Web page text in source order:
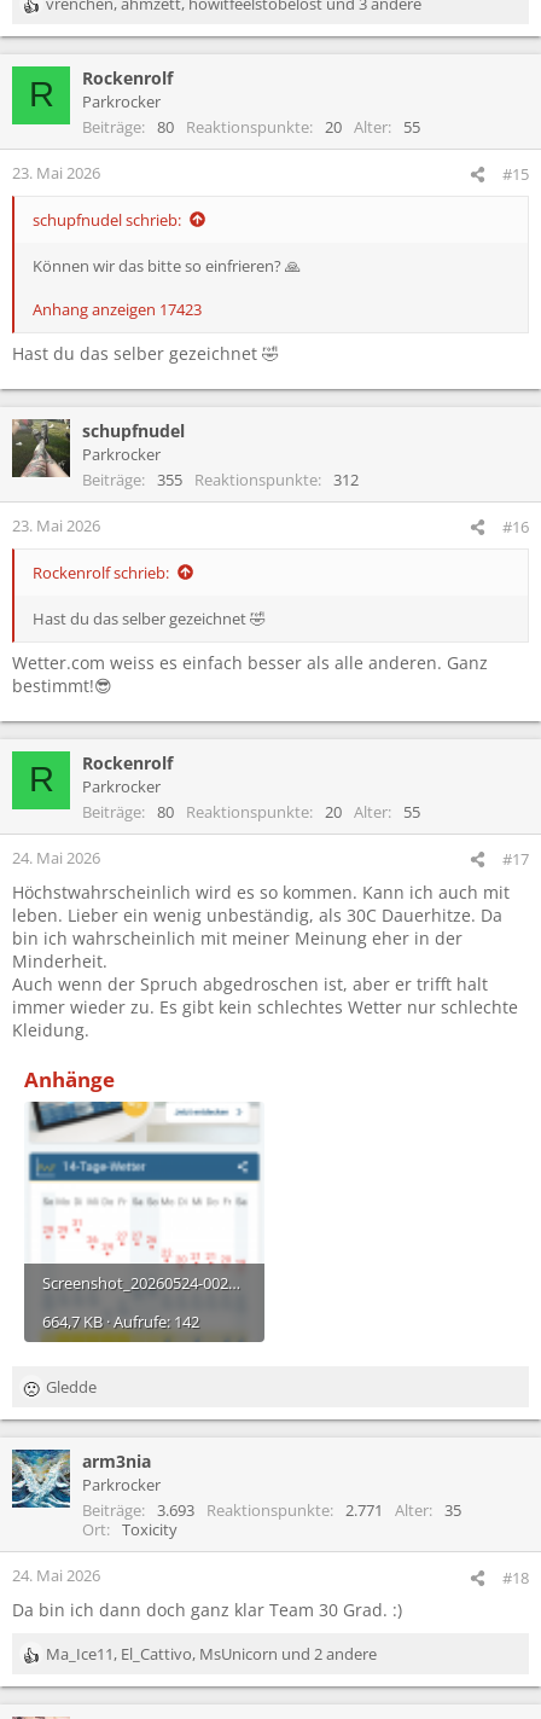
R
e
i
n
R Rockenrolf
Parkrocker
Beiträge
80 Reaktionspunkte 20 Alter 55
23. Mai 2026 #15
schupfnudel schrieb:
Können wir das bitte so einfrieren? 🙏
Anhang anzeigen 17423
Hast du das selber gezeichnet 🤣
schupfnudel
Parkrocker
Beiträge
355 Reaktionspunkte 312
23. Mai 2026 #16
Rockenrolf schrieb:
Hast du das selber gezeichnet 🤣
Wetter.com weiss es einfach besser als alle anderen. Ganz
bestimmt!😎
R Rockenrolf
Parkrocker
Beiträge
80 Reaktionspunkte 20 Alter 55
24. Mai 2026 #17
Höchstwahrscheinlich wird es so kommen. Kann ich auch mit
leben. Lieber ein wenig unbeständig, als 30C Dauerhitze. Da
bin ich wahrscheinlich mit meiner Meinung eher in der
Minderheit.
Auch wenn der Spruch abgedroschen ist, aber er trifft halt
immer wieder zu. Es gibt kein schlechtes Wetter nur schlechte
Kleidung.
Anhänge
Screenshot_20260524-002730.png
664,7 KB · Aufrufe: 142
R
e
k
t
i
n
e
:
Gledde
arm3nia
Parkrocker
Beiträge
3.693 Reaktionspunkte 2.771 Alter
35
Ort
Toxicity
24. Mai 2026 #18
Da bin ich dann doch ganz klar Team 30 Grad. :)
R
e
Ma_Ice11, El_Cattivo, MsUnicorn und 2 andere